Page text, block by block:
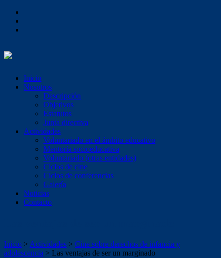
Inicio
Nosotros
Descripción
Objetivos
Estatutos
Junta directiva
Actividades
Voluntariado en el ámbito educativo
Mentoría socioeducativa
Voluntariado (otras entidades)
Ciclos de cine
Ciclos de conferencias
Galería
Noticias
Contacto
Inicio > Actividades > Cine sobre derechos de infancia y
adolescencia > Las ventajas de ser un marginado